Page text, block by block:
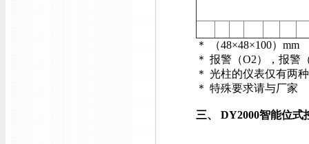
＊ （48×48×100）mm
＊ 报警（O2），报警
＊ 光柱的仪表仅有两
＊ 特殊要求请与厂家
三、 DY2000智能位式